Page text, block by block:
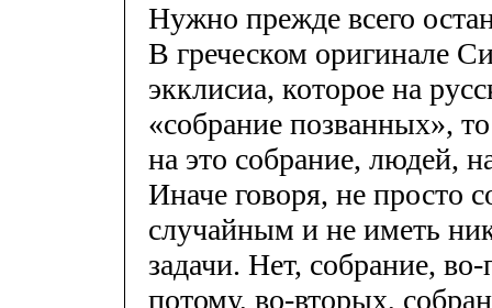
Нужно прежде всего
В греческом оригинале
экклисиа, которое на
«собрание позванных»,
на это собрание, людей,
Иначе говоря, не просто
случайным и не иметь
задачи. Нет, собрание,
потому, во-вторых,